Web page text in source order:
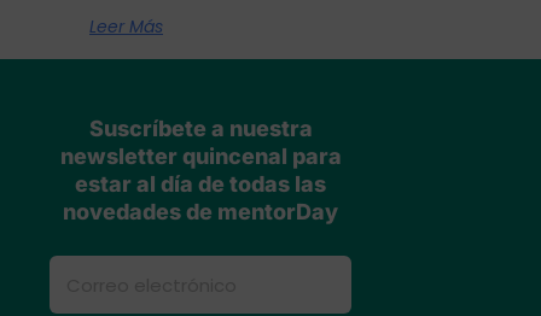
Leer Más
Suscríbete a nuestra
newsletter quincenal para
estar al día de todas las
novedades de mentorDay